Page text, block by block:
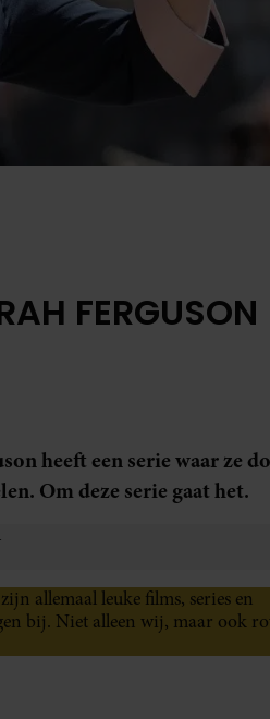
FERGUSON
heeft een serie waar ze
Om deze serie gaat het.
allemaal leuke films, series en
bij. Niet alleen wij, maar ook